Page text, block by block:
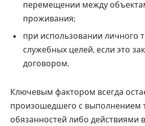
перемещении между
проживания;
при использовании личного
служебных целей, если это
договором.
Ключевым фактором всегда
произошедшего с выполнением
обязанностей либо действиями